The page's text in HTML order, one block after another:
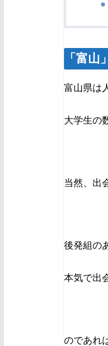
「富
富山県は
大学生の
当然、出
後発組の
本気で出
のであれ